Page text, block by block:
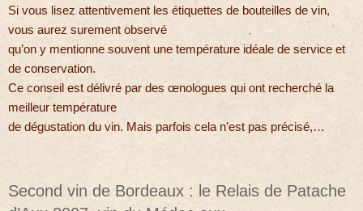
Si vous lisez attentivement les étiquettes de bouteilles de vin,
vous aurez surement observé
qu’on y mentionne souvent une température idéale de service et
de conservation.
Ce conseil est délivré par des œnologues qui ont recherché la
meilleur température
de dégustation du vin. Mais parfois cela n’est pas précisé,…
Second vin de Bordeaux : le Relais de Patache